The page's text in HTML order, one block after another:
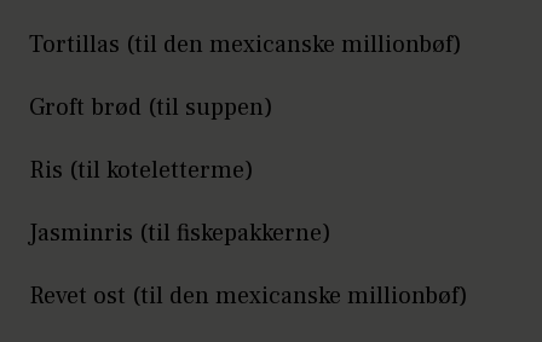
Tortillas (til den mexicanske millionbøf)
Groft brød (til suppen)
Ris (til koteletterme)
Jasminris (til fiskepakkerne)
Revet ost (til den mexicanske millionbøf)